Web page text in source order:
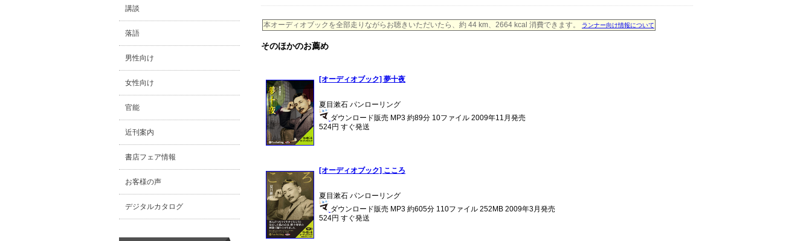
講談
落語
男性向け
女性向け
官能
近刊案内
書店フェア情報
お客様の声
デジタルカタログ
本オーディオブックを全部走りながらお聴きいただいたら、約 44 km、2664 kcal 消費できます。 ランナー向け情報について
そのほかのお薦め
[オーディオブック] 夢十夜
夏目漱石 パンローリング
ダウンロード販売 MP3 約89分 10ファイル 2009年11月発売
524円 すぐ発送
[オーディオブック] こころ
夏目漱石 パンローリング
ダウンロード販売 MP3 約605分 110ファイル 252MB 2009年3月発売
524円 すぐ発送